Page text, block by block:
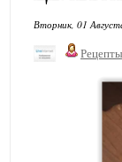
Вторник, 01